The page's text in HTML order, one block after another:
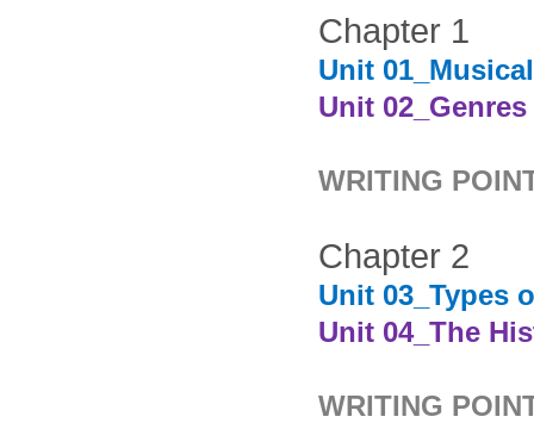
Chapter 1
Unit
Unit
WRITING
Chapter 2
Unit 03_Types
Unit 04_The
WRITING